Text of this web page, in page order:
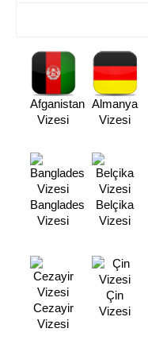
Afganistan
Vizesi
Almanya
Vizesi
Banglades
Vizesi
Belçika
Vizesi
Cezayir
Vizesi
Çin
Vizesi